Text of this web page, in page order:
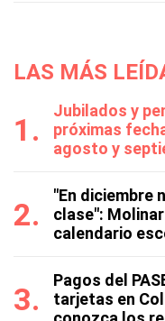
LAS MÁS
Jubilados y
próximas
agosto y
"En diciembre
clase":
calendario
Pagos del
tarjetas en